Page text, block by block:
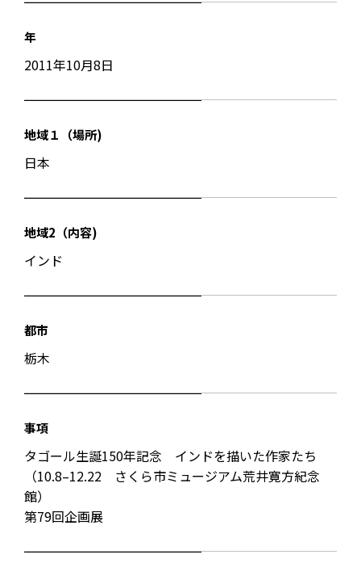
年
2011年10月8日
地域１（場所)
日本
地域2（内容)
インド
都市
栃木
事項
タゴール生誕150年記念 インドを描いた作家たち
（10.8–12.22 さくら市ミュージアム荒井寛方紀念
館）
第79回企画展